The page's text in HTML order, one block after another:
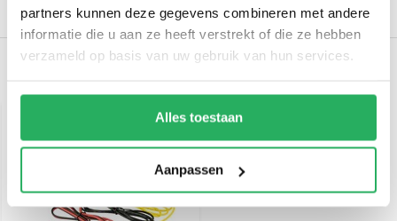
partners kunnen deze gegevens combineren met andere
informatie die u aan ze heeft verstrekt of die ze hebben
verzameld op basis van uw gebruik van hun services.
Alles toestaan
Aanpassen
Verzendinformatie